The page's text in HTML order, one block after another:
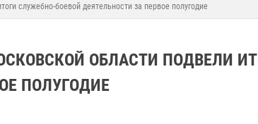
служебно-боевой деятельности за первое полугодие
ОБЛАСТИ ПОДВЕЛИ
ПОЛУГОДИЕ